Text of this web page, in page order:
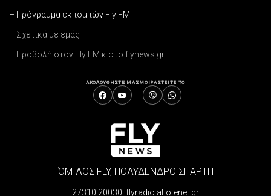
– Πρόγραμμα εκπομπών Fly FM
– Σχετικά με εμάς
– Προβολή στον Fly FM κ στο flynews.gr
ΑΚΟΛΟΥΘΗΣΤΕ ΜΑΣΜΟΙΡΑΣΤΕΙΤΕ ΤΟ
ΌΜΙΛΟΣ FLY, ΠΟΛΥΔΕΝΔΡΟ ΣΠΑΡΤΗ
27310 20030 flyradio at otenet.gr